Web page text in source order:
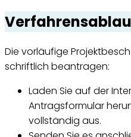
Die vorläufige
schriftlich beantragen:
Laden Sie auf der
Antragsformular
vollständig aus.